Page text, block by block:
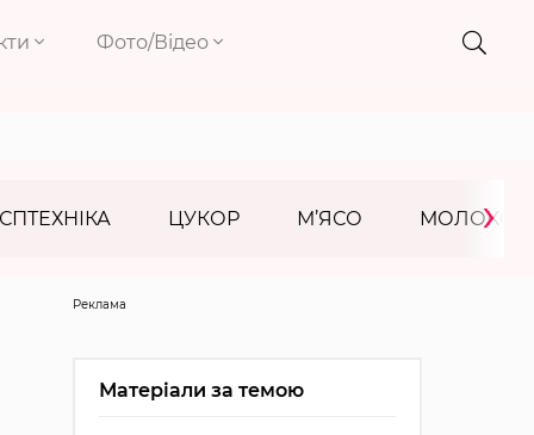
Фото/Відео
ЦУКОР М’ЯСО МОЛОКО
›
Реклама
Матеріали за темою